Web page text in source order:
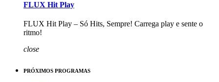
FLUX Hit Play
FLUX Hit Play – Só Hits, Sempre! Carrega play e sente o
ritmo!
close
PRÓXIMOS PROGRAMAS